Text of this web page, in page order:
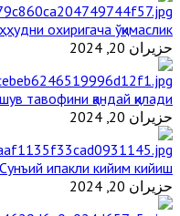
охиригача ўқимаслик
حزيران 20, 2024
тавофини қандай қилади?
حزيران 20, 2024
Сунъий ипакли кийим кийиш
حزيران 20, 2024